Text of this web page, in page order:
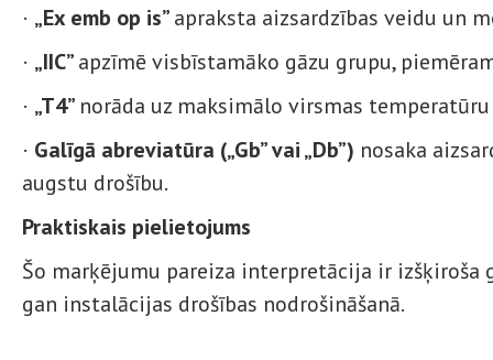
· „Ex emb op is”apraksta aizsardzības veidu un
· „IIC”apzīmē visbīstamāko gāzu grupu,
· „T4” norāda uz maksimālo virsmas temperatūru
· Galīgā abreviatūra („Gb” vai „Db”) nosaka
augstu drošību.
Praktiskais pielietojums
Šo marķējumu pareiza interpretācija ir izšķiroša
gan instalācijas drošības nodrošināšanā.